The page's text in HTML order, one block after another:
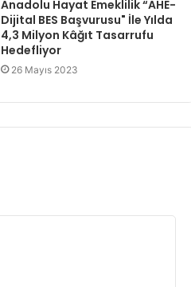
Anadolu Hayat Emeklilik “AHE-
Dijital BES Başvurusu" İle Yılda
4,3 Milyon Kâğıt Tasarrufu
Hedefliyor
26 Mayıs 2023